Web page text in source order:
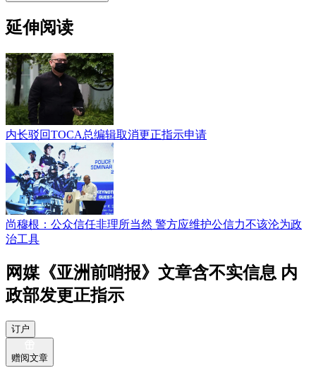
延伸阅读
内长驳回TOCA总编辑取消更正指示申请
尚穆根：公众信任非理所当然 警方应维护公信力不该沦为政
治工具
网媒《亚洲前哨报》文章含不实信息 内
政部发更正指示
订户
赠阅文章